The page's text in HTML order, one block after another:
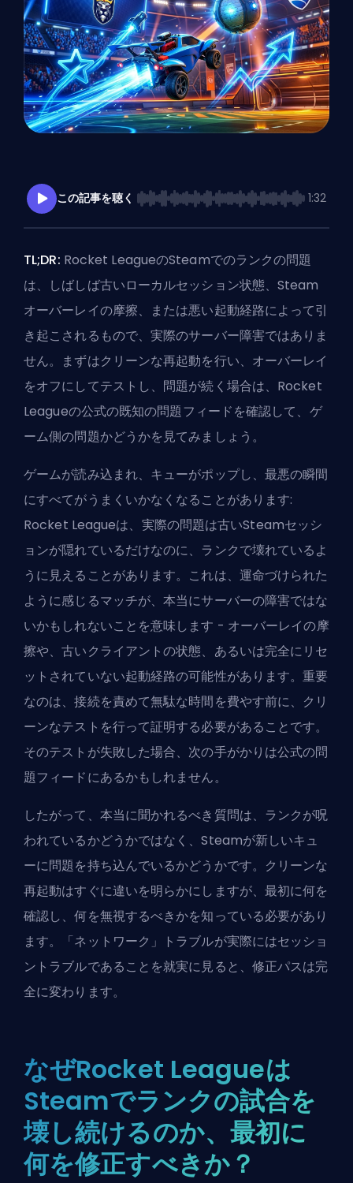
この記事を聴く 1:32
TL;DR: Rocket LeagueのSteamでのランクの問題
は、しばしば古いローカルセッション状態、 Steam
オーバーレイの摩擦、または悪い起動経路によって引
き起こされるもので、実際のサーバー障害ではありま
せん。まずはクリーンな再起動を行い、オーバーレイ
をオフにしてテストし、問題が続く場合は、Rocket
Leagueの公式の既知の問題フィードを確認して、ゲ
ーム側の問題かどうかを見てみましょう。
ゲームが読み込まれ、キューがポップし、最悪の瞬間
にすべてがうまくいかなくなることがあります:
Rocket Leagueは、実際の問題は古いSteamセッシ
ョンが隠れているだけなのに、ランクで壊れているよ
うに見えることがあります。これは、運命づけられた
ように感じるマッチが、本当にサーバーの障害ではな
いかもしれないことを意味します - オーバーレイの摩
擦や、古いクライアントの状態、あるいは完全にリセ
ットされていない起動経路の可能性があります。重要
なのは、接続を責めて無駄な時間を費やす前に、クリ
ーンなテストを行って証明する必要があることです。
そのテストが失敗した場合、次の手がかりは公式の問
題フィードにあるかもしれません。
したがって、本当に聞かれるべき質問は、ランクが呪
われているかどうかではなく、Steamが新しいキュ
ーに問題を持ち込んでいるかどうかです。クリーンな
再起動はすぐに違いを明らかにしますが、最初に何を
確認し、何を無視するべきかを知っている必要があり
ます。「ネットワーク」トラブルが実際にはセッショ
ントラブルであることを就実に見ると、修正パスは完
全に変わります。
なぜRocket Leagueは
Steamでランクの試合を
壊し続けるのか、最初に
何を修正すべきか？